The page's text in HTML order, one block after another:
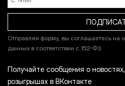
Отправляя форму, вы соглашаетесь на
данных в соответствии с 152-ФЗ.
Получайте сообщения о
розыгрышах в ВКонтакте